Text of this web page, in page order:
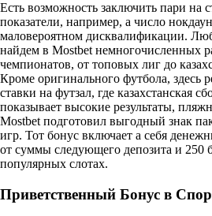
Есть возможность заключить пари на
показатели, например, а число
маловероятном дисквалификации.
найдем в Mostbet немногочисленных
чемпионатов, от топовых лиг до
Кроме оригинального футбола, здесь
ставки на футзал, где казахстанская
показывает высокие результаты,
Mostbet подготовил выгодный знак
игр. Тот бонус включает а себя
от суммы следующего депозита и 250
популярных слотах.
Приветственный Бонус в